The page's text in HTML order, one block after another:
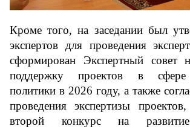
Кроме того, на заседании был
экспертов для проведения
сформирован Экспертный совет
поддержку проектов в сфере
политики в 2026 году, а также
проведения экспертизы
второй конкурс на развитие